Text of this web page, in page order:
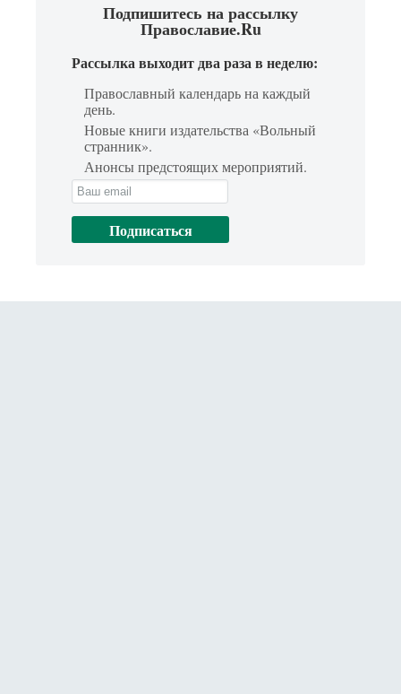
Подпишитесь на рассылку
Православие.Ru
Рассылка выходит два раза в неделю:
Православный календарь на каждый
день.
Новые книги издательства «Вольный
странник».
Анонсы предстоящих мероприятий.